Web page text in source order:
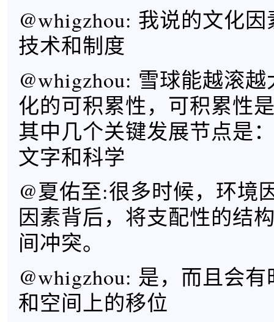
@whigzhou: 我说的文化
技术和制度
@whigzhou: 雪球能越滚
化的可积累性，可积累性
其中几个关键发展节点是
文字和科学
@夏佑至:很多时候，环境
因素背后，将支配性的结
间冲突。
@whigzhou: 是，而且会
和空间上的移位